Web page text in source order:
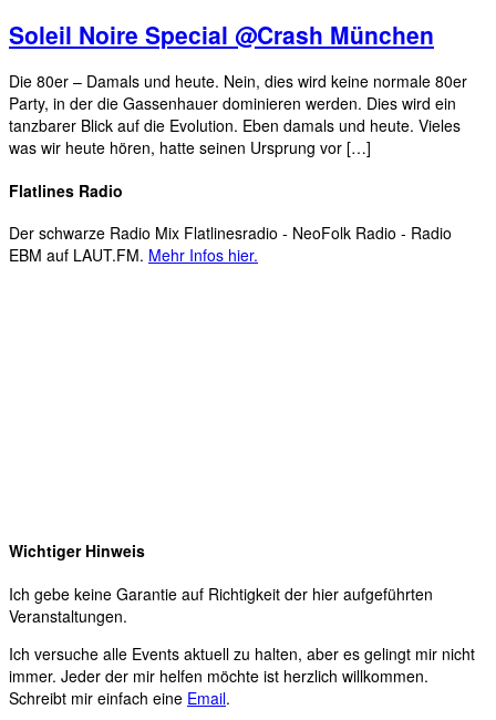
Soleil Noire Special @Crash München
Die 80er – Damals und heute. Nein, dies wird keine normale 80er
Party, in der die Gassenhauer dominieren werden. Dies wird ein
tanzbarer Blick auf die Evolution. Eben damals und heute. Vieles
was wir heute hören, hatte seinen Ursprung vor […]
Flatlines Radio
Der schwarze Radio Mix Flatlinesradio - NeoFolk Radio - Radio
EBM auf LAUT.FM. Mehr Infos hier.
Wichtiger Hinweis
Ich gebe keine Garantie auf Richtigkeit der hier aufgeführten
Veranstaltungen.
Ich versuche alle Events aktuell zu halten, aber es gelingt mir nicht
immer. Jeder der mir helfen möchte ist herzlich willkommen.
Schreibt mir einfach eine Email.